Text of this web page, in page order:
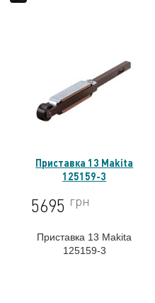
Приставка 13 Makita
125159-3
5695 грн
Приставка 13 Makita
125159-3